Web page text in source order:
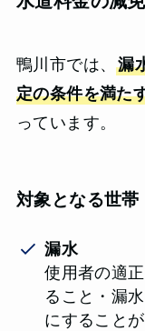
鴨川市では、漏
定の条件を満た
っています。
対象となる世帯
漏水
使用者の適
ること・漏
にすること